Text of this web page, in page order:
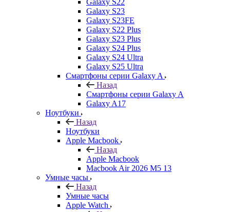
Galaxy S22
Galaxy S23
Galaxy S23FE
Galaxy S22 Plus
Galaxy S23 Plus
Galaxy S24 Plus
Galaxy S24 Ultra
Galaxy S25 Ultra
Смартфоны серии Galaxy A
Назад
Смартфоны серии Galaxy A
Galaxy A17
Ноутбуки
Назад
Ноутбуки
Apple Macbook
Назад
Apple Macbook
Macbook Air 2026 M5 13
Умные часы
Назад
Умные часы
Apple Watch